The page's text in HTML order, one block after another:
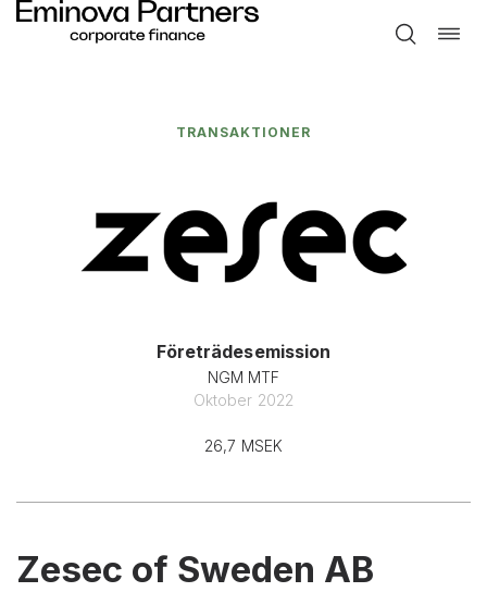
Toggle
TRANSAKTIONER
Företrädesemission
NGM MTF
Oktober 2022
26,7 MSEK
Zesec of Sweden AB